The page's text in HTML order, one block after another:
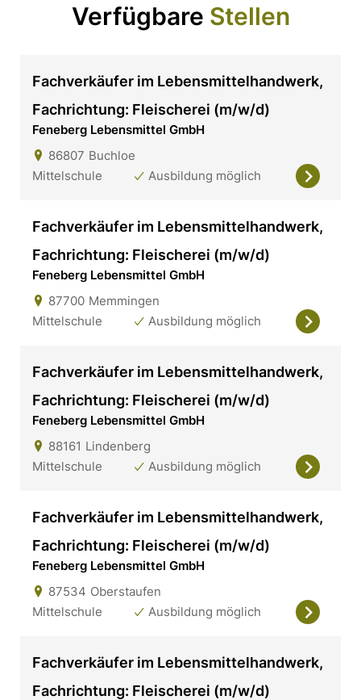
Verfügbare Stellen
Fachverkäufer im Lebensmittelhandwerk,
Fachrichtung: Fleischerei (m/w/d)
Feneberg Lebensmittel GmbH
86807 Buchloe
Mittelschule
Ausbildung möglich
Fachverkäufer im Lebensmittelhandwerk,
Fachrichtung: Fleischerei (m/w/d)
Feneberg Lebensmittel GmbH
87700 Memmingen
Mittelschule
Ausbildung möglich
Fachverkäufer im Lebensmittelhandwerk,
Fachrichtung: Fleischerei (m/w/d)
Feneberg Lebensmittel GmbH
88161 Lindenberg
Mittelschule
Ausbildung möglich
Fachverkäufer im Lebensmittelhandwerk,
Fachrichtung: Fleischerei (m/w/d)
Feneberg Lebensmittel GmbH
87534 Oberstaufen
Mittelschule
Ausbildung möglich
Fachverkäufer im Lebensmittelhandwerk,
Fachrichtung: Fleischerei (m/w/d)